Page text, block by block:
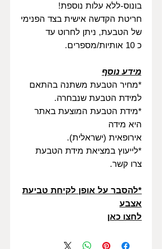
בונוס-ללא עלות נוספת!
חריטת הקדשה אישית בצד הפנימי
של הטבעת, ניתן לחרוט עד
כ 10 אותיות/מספרים.
מידע נוסף
*מחיר הטבעת משתנה בהתאם
למידת הטבעת שנבחרה.
*מידת הטבעת המוצעת באתר
היא מידה
אירופאית (ישראלית).
*לייעוץ במציאת מידת הטבעת
צרו קשר.
*להסבר על אופן לקיחת טביעת
אצבע
לחצו כאן